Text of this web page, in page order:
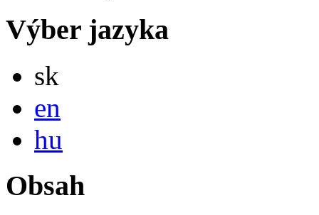
Výber jazyka
sk
en
hu
Obsah